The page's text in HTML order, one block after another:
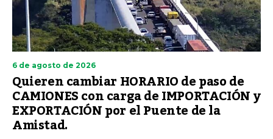
6 de agosto de 2026
Quieren cambiar HORARIO de paso de
CAMIONES con carga de IMPORTACIÓN y
EXPORTACIÓN por el Puente de la
Amistad.